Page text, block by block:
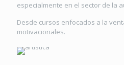
especialmente en el sector de la
Desde cursos enfocados a la
motivacionales.